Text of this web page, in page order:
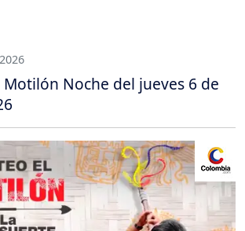
Noche del jueves 6 de